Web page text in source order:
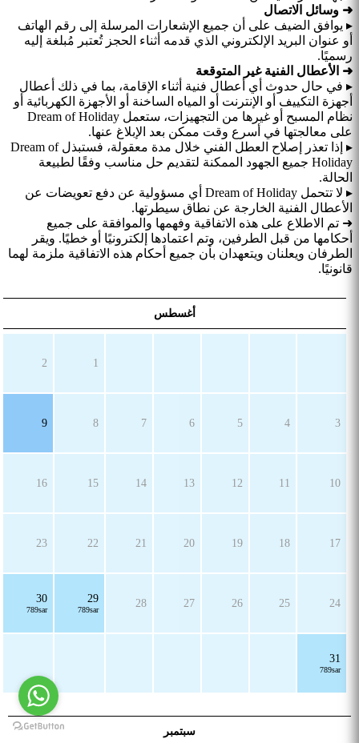
➜ وسائل الاتصال
▸ يوافق الضيف على أن جميع الإشعارات المرسلة إلى رقم الهاتف
أو عنوان البريد الإلكتروني الذي قدمه أثناء الحجز تُعتبر مُبلغة إليه
رسميًا.
➜ الأعطال الفنية غير المتوقعة
▸ في حال حدوث أي أعطال فنية أثناء الإقامة، بما في ذلك أعطال
أجهزة التكييف أو الإنترنت أو المياه الساخنة أو الأجهزة الكهربائية أو
نظام المسبح أو غيرها من التجهيزات، ستعمل Dream of Holiday
على معالجتها في أسرع وقت ممكن بعد الإبلاغ عنها.
▸ إذا تعذر إصلاح العطل الفني خلال مدة معقولة، فستبذل Dream of
Holiday جميع الجهود الممكنة لتقديم حل مناسب وفقًا لطبيعة
الحالة.
▸ لا تتحمل Dream of Holiday أي مسؤولية عن دفع تعويضات عن
الأعطال الفنية الخارجة عن نطاق سيطرتها.
➜ تم الاطلاع على هذه الاتفاقية وفهمها والموافقة على جميع
أحكامها من قبل الطرفين، وتم اعتمادها إلكترونيًا أو خطيًا. ويقر
الطرفان ويعلنان ويتعهدان بأن جميع أحكام هذه الاتفاقية ملزمة لهما
قانونيًا.
أغسطس
1
2
3
4
5
6
7
8
9
10
11
12
13
14
15
16
17
18
19
20
21
22
23
24
25
26
27
28
29
789sar
30
789sar
31
789sar
سبتمبر